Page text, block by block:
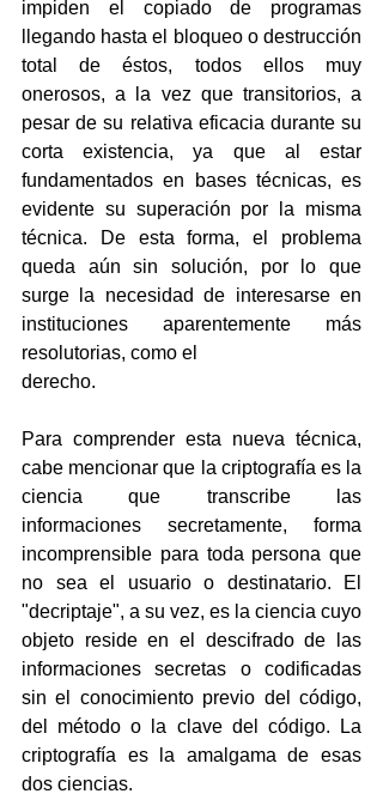
impiden el copiado de programas
llegando hasta el bloqueo o destrucción
total de éstos, todos ellos muy
onerosos, a la vez que transitorios, a
pesar de su relativa eficacia durante su
corta existencia, ya que al estar
fundamentados en bases técnicas, es
evidente su superación por la misma
técnica. De esta forma, el problema
queda aún sin solución, por lo que
surge la necesidad de interesarse en
instituciones aparentemente más
resolutorias, como el
derecho.
Para comprender esta nueva técnica,
cabe mencionar que la criptografía es la
ciencia que transcribe las
informaciones secretamente, forma
incomprensible para toda persona que
no sea el usuario o destinatario. El
"decriptaje", a su vez, es la ciencia cuyo
objeto reside en el descifrado de las
informaciones secretas o codificadas
sin el conocimiento previo del código,
del método o la clave del código. La
criptografía es la amalgama de esas
dos ciencias.